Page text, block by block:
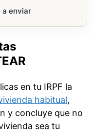
a enviar
en tu IRPF la
habitual,
y concluye que no
sea tu